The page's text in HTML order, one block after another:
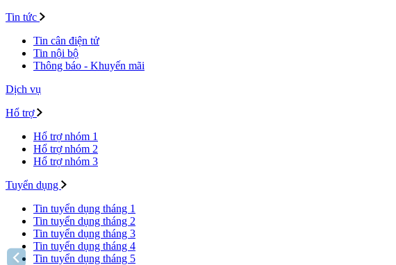
Tin tức
Tin cân điện tử
Tin nội bộ
Thông báo - Khuyến mãi
Dịch vụ
Hổ trợ
Hổ trợ nhóm 1
Hổ trợ nhóm 2
Hổ trợ nhóm 3
Tuyển dụng
Tin tuyển dụng tháng 1
Tin tuyển dụng tháng 2
Tin tuyển dụng tháng 3
Tin tuyển dụng tháng 4
Tin tuyển dụng tháng 5